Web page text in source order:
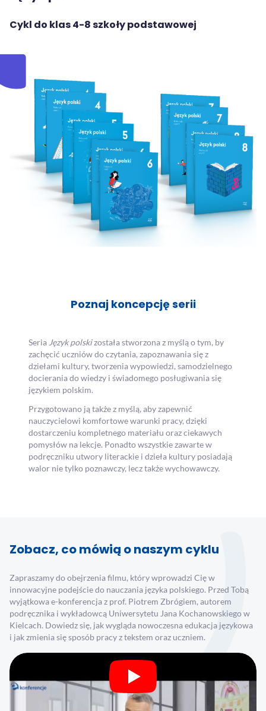
szczegóły
Technologie
Dydaktyka
Aranżacje
przedszkolne
Aranżacje
szkolne
Katalogi
oferty
edukacyjnej
Cykl do klas 4-8 szkoły podstawowej
Poznaj koncepcję serii
Seria Język polskizostała stworzona z myślą o tym, by
zachęcić uczniów do czytania, zapoznawania się z
dziełami kultury, tworzenia wypowiedzi, samodzielnego
docierania do wiedzy i świadomego posługiwania się
językiem polskim.
Przygotowano ją także z myślą, aby zapewnić
nauczycielowi komfortowe warunki pracy, dzięki
dostarczeniu kompletnego materiału oraz ciekawych
pomysłów na lekcje. Ponadto wszystkie zawarte w
podręczniku utwory literackie i dzieła kultury posiadają
walor nie tylko poznawczy, lecz także wychowawczy.
Zobacz, co mówią o naszym cyklu
Zapraszamy do obejrzenia filmu, który wprowadzi Cię w
innowacyjne podejście do nauczania języka polskiego. Przed Tobą
wyjątkowa e-konferencja z prof. Piotrem Zbrógiem, autorem
podręcznika i wykładowcą Uniwersytetu Jana Kochanowskiego w
Kielcach. Dowiedz się, jak wygląda nowoczesna edukacja językowa
i jak zmienia się sposób pracy z tekstem oraz uczniem.